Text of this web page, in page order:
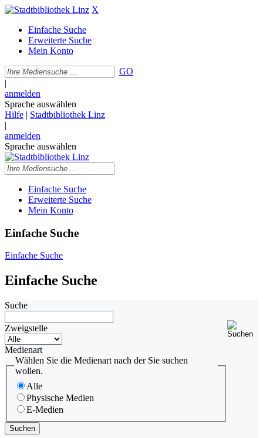
X
Einfache Suche
Erweiterte Suche
Mein Konto
GO
|
anmelden
Sprache auswählen
Hilfe | Stadtbibliothek Linz
|
anmelden
Sprache auswählen
Einfache Suche
Erweiterte Suche
Mein Konto
Einfache Suche
Einfache Suche
Einfache Suche
Suche
Zweigstelle
Medienart
Wählen Sie die Medienart nach der Sie suchen
wollen.
Alle
Physische Medien
E-Medien